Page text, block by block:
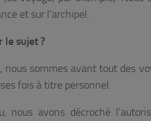
et sur l’archipel.
le sujet ?
sommes avant tout des
fois à titre personnel.
avons décroché